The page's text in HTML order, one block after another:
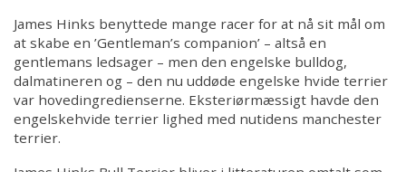
James Hinks benyttede mange racer for at nå sit mål om
at skabe en ’Gentleman’s companion’ – altså en
gentlemans ledsager – men den engelske bulldog,
dalmatineren og – den nu uddøde engelske hvide terrier
var hovedingredienserne. Eksteriørmæssigt havde den
engelskehvide terrier lighed med nutidens manchester
terrier.